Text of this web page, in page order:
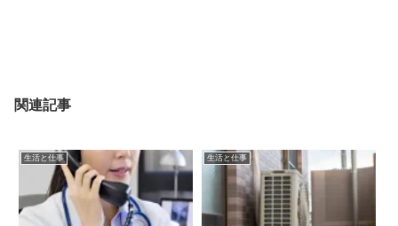
関連記事
生活と仕事 生活と仕事